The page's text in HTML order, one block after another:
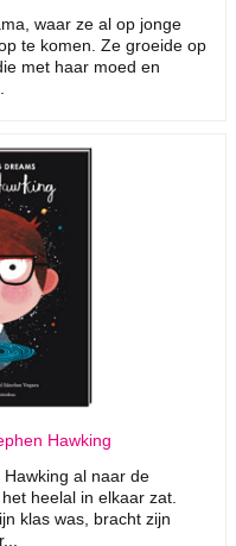
waar ze al op jonge
te komen. Ze groeide op
met haar moed en
Hawking
al naar de
heelal in elkaar zat.
klas was, bracht zijn